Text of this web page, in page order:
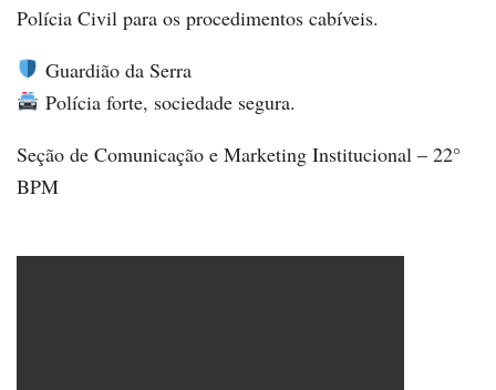
Polícia Civil para os procedimentos cabíveis.
Guardião da Serra
Polícia forte, sociedade segura.
Seção de Comunicação e Marketing Institucional – 22°
BPM